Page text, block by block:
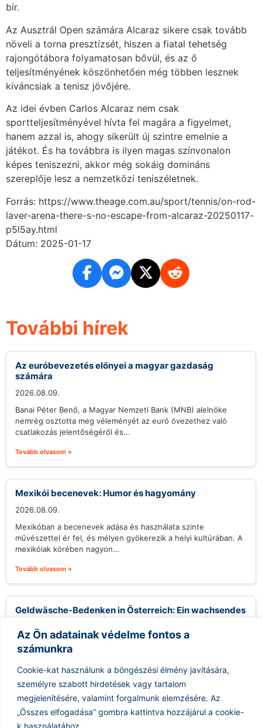
Az Ön adatainak védelme fontos a
számunkra
Cookie-kat használunk a böngészési élmény javítására,
személyre szabott hirdetések vagy tartalom
megjelenítésére, valamint forgalmunk elemzésére. Az
„Összes elfogadása” gombra kattintva hozzájárul a cookie-
k használatához.
bír.
Az Ausztrál Open számára Alcaraz sikere csak tovább
növeli a torna presztízsét, hiszen a fiatal tehetség
rajongótábora folyamatosan bővül, és az ő
teljesítményének köszönhetően még többen lesznek
kíváncsiak a tenisz jövőjére.
Az idei évben Carlos Alcaraz nem csak
sportteljesítményével hívta fel magára a figyelmet,
hanem azzal is, ahogy sikerült új szintre emelnie a
játékot. És ha továbbra is ilyen magas színvonalon
képes teniszezni, akkor még sokáig domináns
szereplője lesz a nemzetközi teniszéletnek.
Forrás: https://www.theage.com.au/sport/tennis/on-rod-
laver-arena-there-s-no-escape-from-alcaraz-20250117-
p5l5ay.html
Dátum: 2025-01-17
További hírek
Az euróbevezetés előnyei a magyar gazdaság
számára
2026.08.09.
Banai Péter Benő, a Magyar Nemzeti Bank (MNB) alelnöke
nemrég osztotta meg véleményét az euró övezethez való
csatlakozás jelentőségéről és...
Tovább olvasom »
Mexikói becenevek: Humor és hagyomány
2026.08.09.
Mexikóban a becenevek adása és használata szinte
művészettel ér fel, és mélyen gyökerezik a helyi kultúrában. A
mexikóiak körében nagyon...
Tovább olvasom »
Geldwäsche-Bedenken in Österreich: Ein wachsendes
Problem und Herausforderungen für die Justiz
2026.08.09.
Österreich steht möglicherweise vor einem neuen Rekord an
Geldwäsche-Verdachtsmeldungen, mit erwarteten 18.000
Fällen in diesem Jahr. Trotz der alarmierenden Zahlen,...
Tovább olvasom »